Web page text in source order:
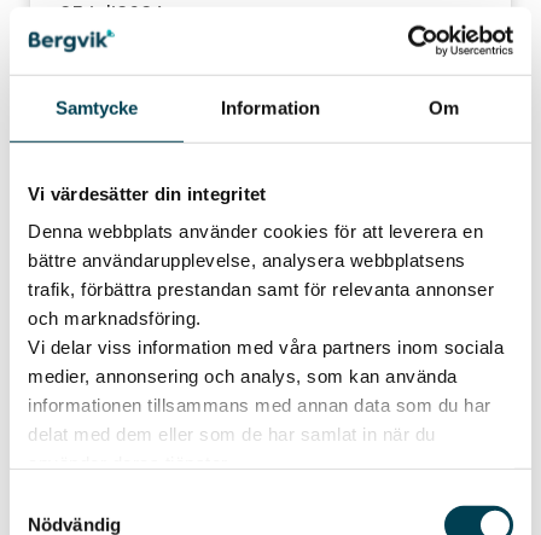
Samtycke Information Om
Vi värdesätter din integritet
Denna webbplats använder cookies för att leverera en
bättre användarupplevelse, analysera webbplatsens
trafik, förbättra prestandan samt för relevanta annonser
och marknadsföring.
Vi delar viss information med våra partners inom sociala
medier, annonsering och analys, som kan använda
informationen tillsammans med annan data som du har
delat med dem eller som de har samlat in när du
Nödvändig
Publicerad29 juni 2026
Sommarlovskul med
Truls 25 juli
Var med i Truls Kompisklubb!
Välkommen till Truls Kompisklubb lördagen den 25 juli!
Gå med i kompisklubben och få en fin välkomstgåva.
25 juli2026
Tid:
Kl. 12-15
Lekytan, Bergvik.